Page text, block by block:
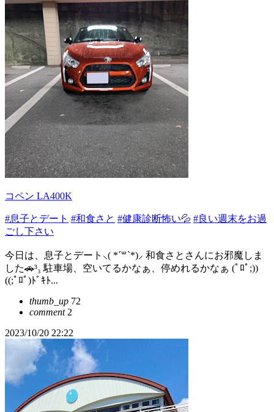
コペン LA400K
#息子とデート #和食さと #健康診断怖い💦 #良い週末をお過
ごし下さい
今日は、息子とデート⸜( *´꒳`*)⸝ 和食さとさんにお邪魔しま
した🚗³₃ 駐車場、空いてるかなぁ、停めれるかなぁ (ﾟﾛﾟ;))
((;ﾟﾛﾟ)ﾄﾞｷﾄ...
thumb_up 72
comment2
2023/10/20 22:22